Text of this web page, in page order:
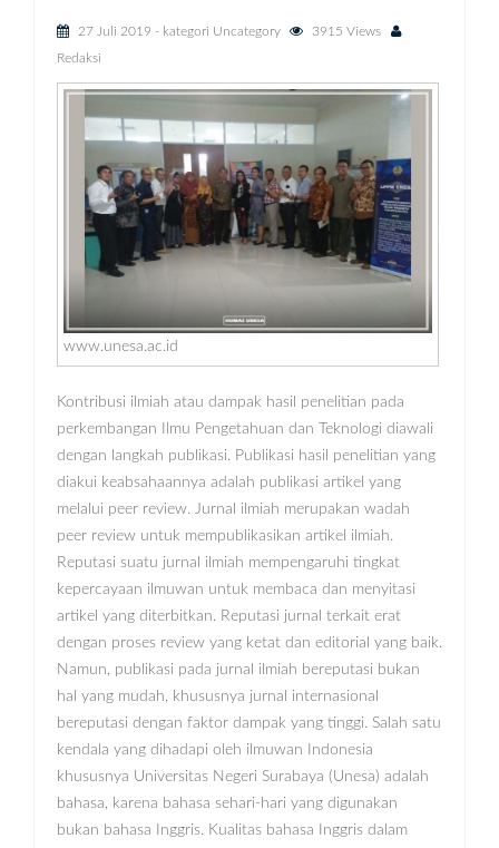
27 Juli 2019 - kategori Uncategory
3915 Views
Redaksi
www.unesa.ac.id
Kontribusi ilmiah atau dampak hasil penelitian pada
perkembangan Ilmu Pengetahuan dan Teknologi diawali
dengan langkah publikasi. Publikasi hasil penelitian yang
diakui keabsahaannya adalah publikasi artikel yang
melalui peer review. Jurnal ilmiah merupakan wadah
peer review untuk mempublikasikan artikel ilmiah.
Reputasi suatu jurnal ilmiah mempengaruhi tingkat
kepercayaan ilmuwan untuk membaca dan menyitasi
artikel yang diterbitkan. Reputasi jurnal terkait erat
dengan proses review yang ketat dan editorial yang baik.
Namun, publikasi pada jurnal ilmiah bereputasi bukan
hal yang mudah, khususnya jurnal internasional
bereputasi dengan faktor dampak yang tinggi. Salah satu
kendala yang dihadapi oleh ilmuwan Indonesia
khususnya Universitas Negeri Surabaya (Unesa) adalah
bahasa, karena bahasa sehari-hari yang digunakan
bukan bahasa Inggris. Kualitas bahasa Inggris dalam